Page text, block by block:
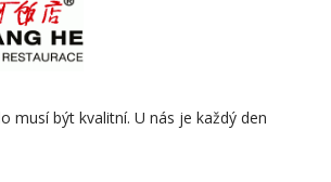
musí být kvalitní. U nás je každý den